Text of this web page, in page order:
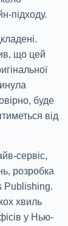
підходу.
що цей
буде
від
сервіс,
розробка
Publishing.
хвиль
у Нью-